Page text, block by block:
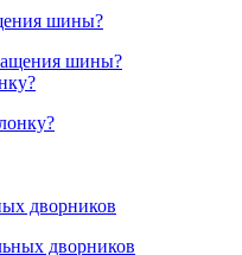
шины?
дворников